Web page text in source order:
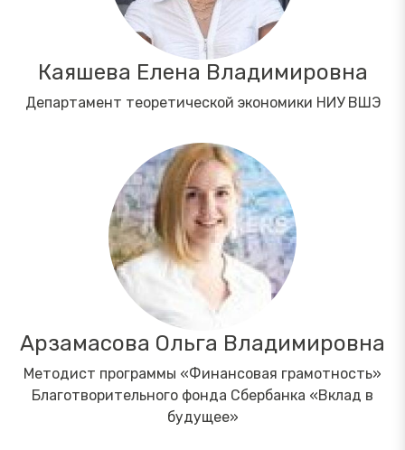
Каяшева Елена Владимировна
Департамент теоретической экономики НИУ ВШЭ
Арзамасова Ольга Владимировна
Методист программы «Финансовая грамотность»
Благотворительного фонда Сбербанка «Вклад в
будущее»